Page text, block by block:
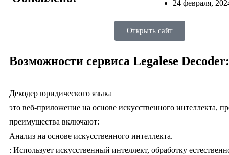
24 февраля,
Открыть сайт
Возможности сервиса Legalese Decoder:
Декодер юридического языка
это веб-приложение на основе искусственного
преимущества включают:
Анализ на основе искусственного интеллекта.
: Использует искусственный интеллект, обработку